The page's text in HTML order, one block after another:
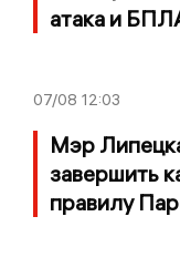
атака и
07/08 12:03
Мэр
завершить
правилу